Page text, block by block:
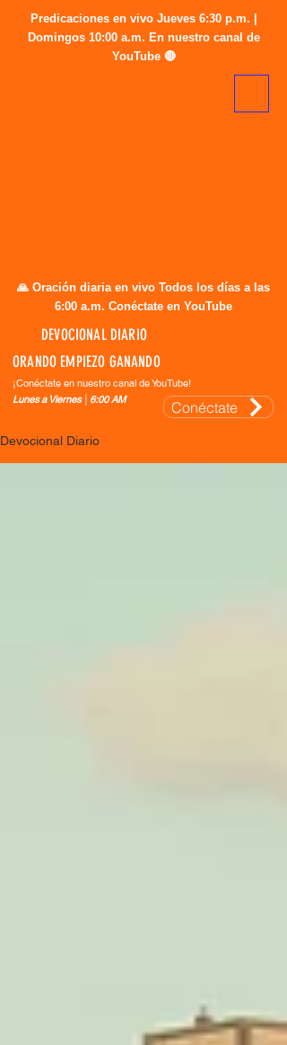
🙏 Oración diaria en vivo Todos los días a las
6:00 a.m. Conéctate en YouTube
Predicaciones en vivo Jueves 6:30 p.m. |
Domingos 10:00 a.m. En nuestro canal de
YouTube 🔴
DEVOCIONAL DIARIO
ORANDO EMPIEZO GANANDO
¡Conéctate en nuestro canal de YouTube!
Lunes a Viernes │6:00 AM
Conéctate
Devocional Diario